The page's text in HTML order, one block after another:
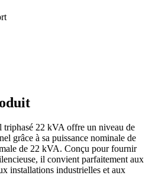
triphasé 22 kVA offre un niveau de
grâce à sa puissance nominale de
de 22 kVA. Conçu pour fournir
il convient parfaitement aux
installations industrielles et aux